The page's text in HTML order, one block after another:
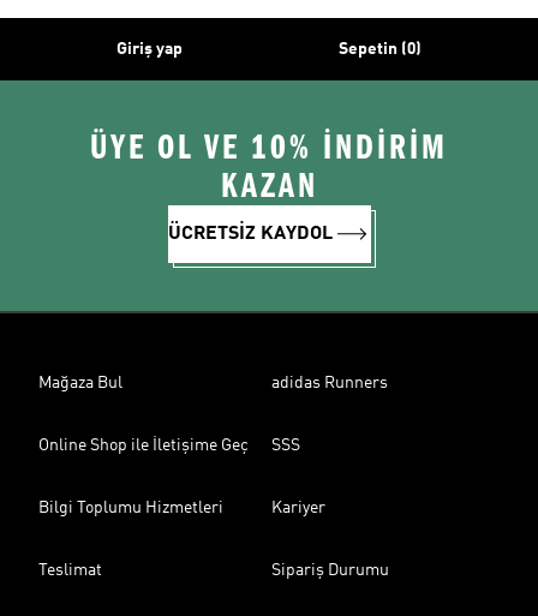
Giriş yap Sepetin (0)
ÜYE OL VE 10% İNDİRİM
KAZAN
ÜCRETSİZ KAYDOL
Mağaza Bul adidas Runners
Online Shop ile İletişime Geç SSS
Bilgi Toplumu Hizmetleri Kariyer
Teslimat Sipariş Durumu